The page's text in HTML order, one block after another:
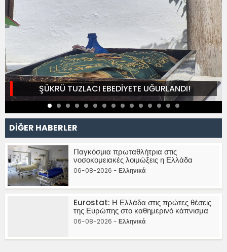
ŞÜKRÜ TUZLACI EBEDİYETE UĞURLANDI!
DİĞER HABERLER
Παγκόσμια πρωταθλήτρια στις
νοσοκομειακές λοιμώξεις η Ελλάδα
06-08-2026 - Ελληνικά
Eurostat: Η Ελλάδα στις πρώτες θέσεις
της Ευρώπης στο καθημερινό κάπνισμα
06-08-2026 - Ελληνικά